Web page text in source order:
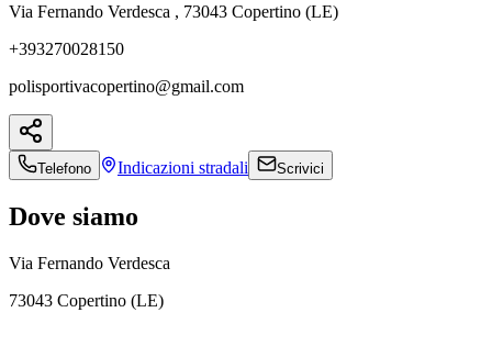
Via Fernando Verdesca , 73043 Copertino (LE)
+393270028150
polisportivacopertino@gmail.com
Telefono Indicazioni stradali Scrivici
Dove siamo
Via Fernando Verdesca
73043 Copertino (LE)